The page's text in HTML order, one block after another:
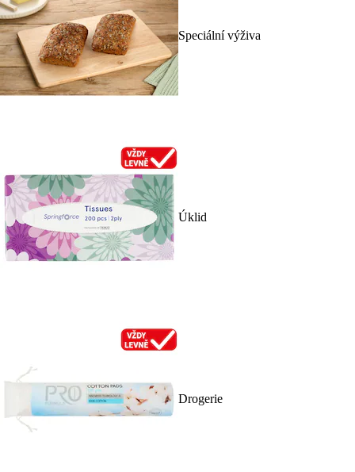
Speciální výživa
Úklid
Drogerie